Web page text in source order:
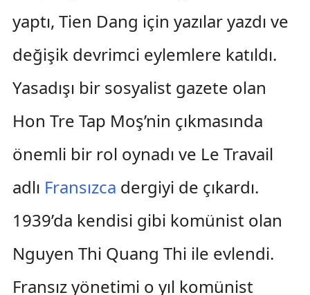
yaptı, Tien Dang için yazılar yazdı ve
değişik devrimci eylemlere katıldı.
Yasadışı bir sosyalist gazete olan
Hon Tre Tap Moş’nin çıkmasında
önemli bir rol oynadı ve Le Travail
adlı Fransızca dergiyi de çıkardı.
1939’da kendisi gibi komünist olan
Nguyen Thi Quang Thi ile evlendi.
Fransız yönetimi o yıl komünist